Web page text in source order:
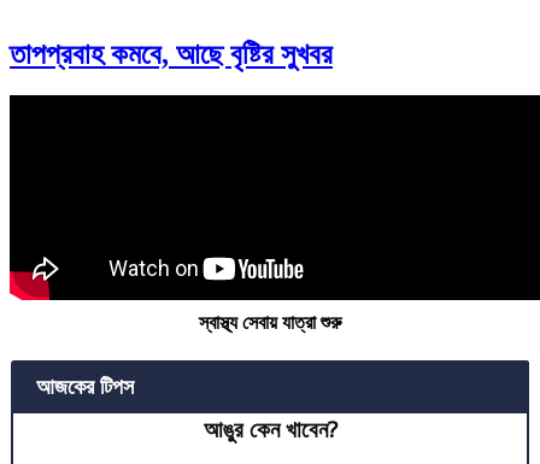
তাপপ্রবাহ কমবে, আছে বৃষ্টির সুখবর
স্বাস্থ্য সেবায় যাত্রা শুরু
আজকের টিপস
আঙুর কেন খাবেন?